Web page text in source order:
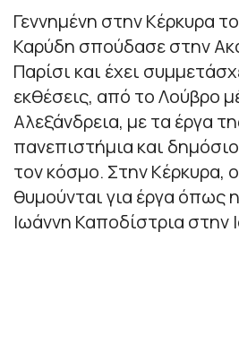
Γεννημένη στην Κέρκυρα
Καρύδη σπούδασε στην
Παρίσι και έχει
εκθέσεις, από το Λούβρο
Αλεξάνδρεια, με τα έργα
πανεπιστήμια και
τον κόσμο. Στην Κέρκυρα,
θυμούνται για έργα όπως
Ιωάννη Καποδίστρια στην